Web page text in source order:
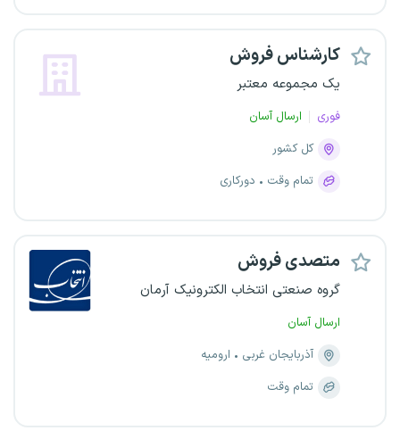
کارشناس فروش
یک مجموعه معتبر
فوری
ارسال آسان
کل کشور
تمام وقت
دورکاری
متصدی فروش
گروه صنعتی انتخاب الکترونیک آرمان
ارسال آسان
آذربایجان غربی
ارومیه
تمام وقت